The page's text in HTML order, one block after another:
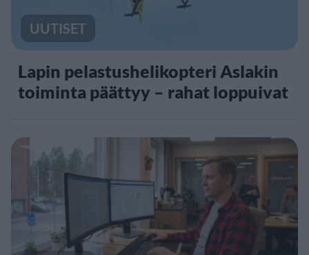
UUTISET
Lapin pelastushelikopteri Aslakin
toiminta päättyy – rahat loppuivat